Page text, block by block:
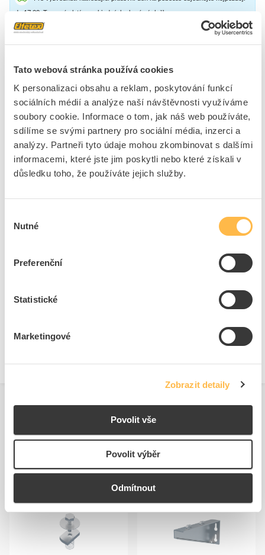
Tato webová stránka používá cookies
K personalizaci obsahu a reklam, poskytování funkcí
sociálních médií a analýze naší návštěvnosti využíváme
soubory cookie. Informace o tom, jak náš web používáte,
sdílíme se svými partnery pro sociální média, inzerci a
analýzy. Partneři tyto údaje mohou zkombinovat s dalšími
informacemi, které jste jim poskytli nebo které získali v
důsledku toho, že používáte jejich služby.
souhlasu
Nutné
Preferenční
Statistické
Marketingové
Zobrazit detaily
Povolit vše
Povolit výběr
Odmítnout
do 17:00. To samé platí pro objednávku kurýrní službou.
PVM používá pro ukotvení nosníků na stojnu. U nosníků řady
Značka ARKYS
Kluzné matice
Materiál
Ocel
Povrchová úprava
Pozinkování galvanické
Ke stažení
Technické dokumenty
Podobné produkty